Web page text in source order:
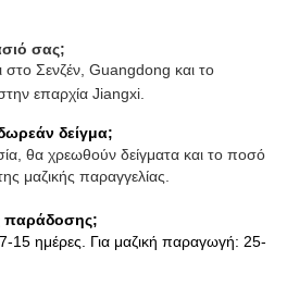
σας;
στο Σενζέν, Guangdong και το
επαρχία Jiangxi.
δείγμα;
θα χρεωθούν δείγματα και το ποσό
μαζικής παραγγελίας.
παράδοσης;
15 ημέρες. Για μαζική παραγωγή: 25-